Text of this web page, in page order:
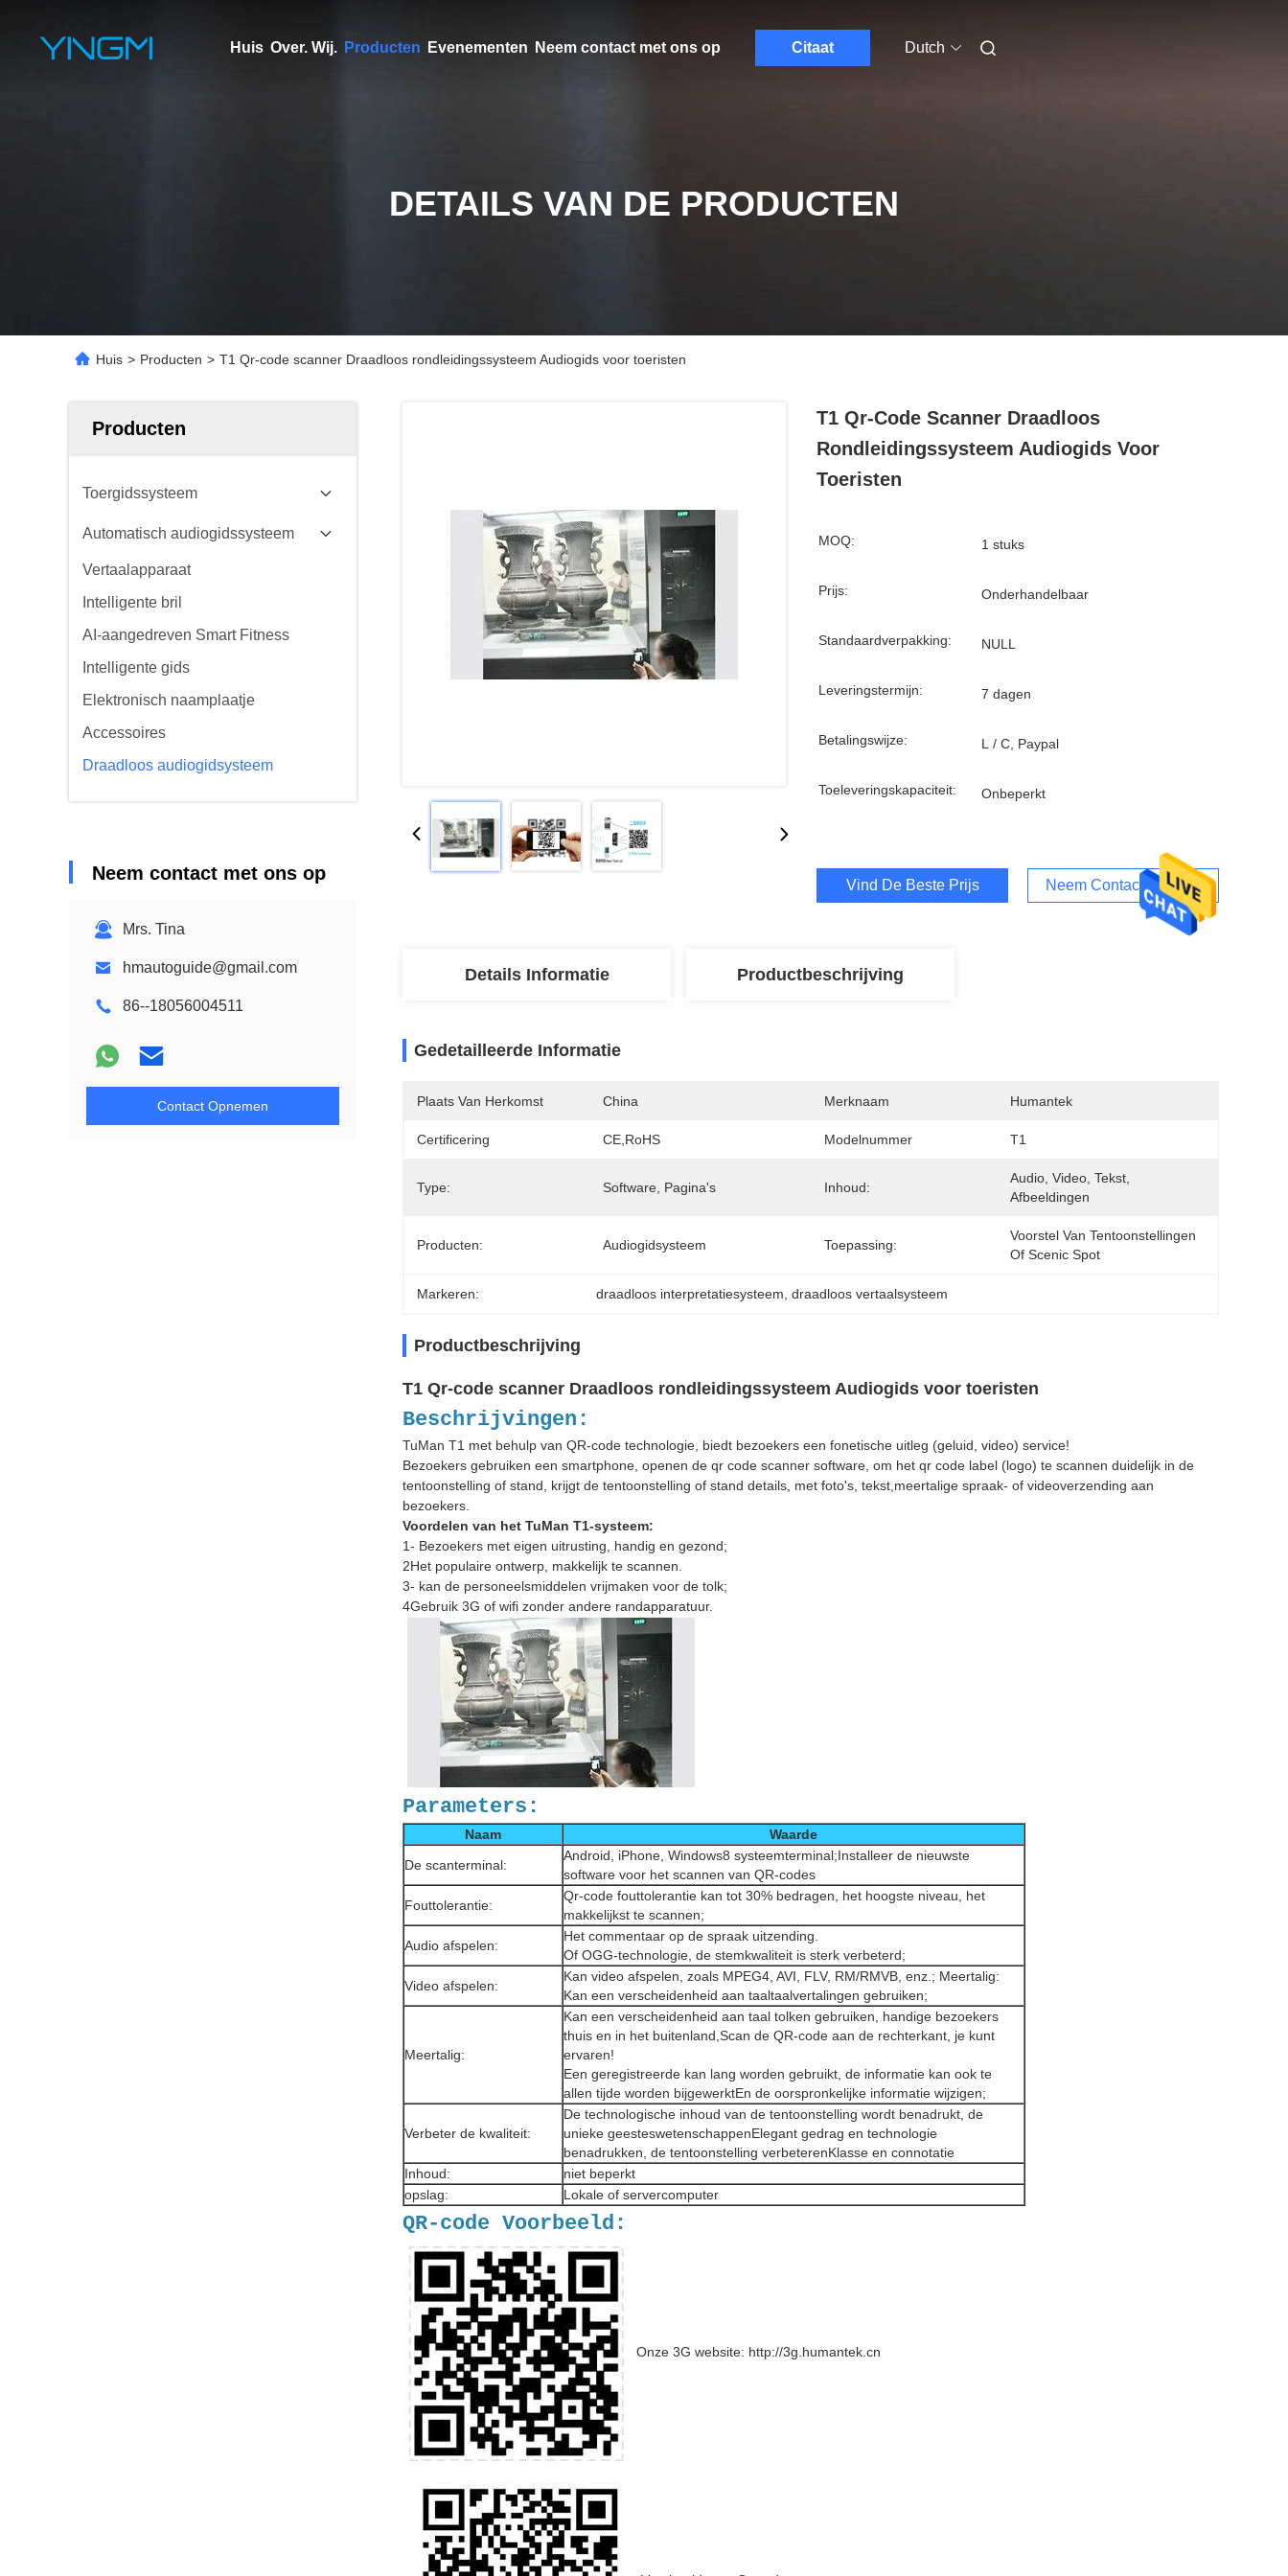
Huis Over. Wij. Producten Evenementen Neem contact met ons op Citaat Dutch
DETAILS VAN DE PRODUCTEN
Huis > Producten > T1 Qr-code scanner Draadloos rondleidingssysteem Audiogids voor toeristen
Producten
Toergidssysteem
Automatisch audiogidssysteem
Vertaalapparaat
Intelligente bril
AI-aangedreven Smart Fitness
Intelligente gids
Elektronisch naamplaatje
Accessoires
Draadloos audiogidsysteem
Neem contact met ons op
Mrs. Tina
hmautoguide@gmail.com
86--18056004511
Contact Opnemen
T1 Qr-Code Scanner Draadloos
Rondleidingssysteem Audiogids Voor
Toeristen
MOQ: 1 stuks
Prijs: Onderhandelbaar
Standaardverpakking: NULL
Leveringstermijn: 7 dagen
Betalingswijze: L / C, Paypal
Toeleveringskapaciteit: Onbeperkt
Vind De Beste Prijs Neem Contact Met Ons Op
Details Informatie Productbeschrijving
Gedetailleerde Informatie
Plaats Van Herkomst China Merknaam Humantek
Certificering CE,RoHS Modelnummer T1
Type: Software, Pagina's Inhoud:
Audio, Video, Tekst,
Afbeeldingen
Producten: Audiogidsysteem Toepassing:
Voorstel Van Tentoonstellingen
Of Scenic Spot
Markeren: draadloos interpretatiesysteem , draadloos vertaalsysteem
Productbeschrijving
T1 Qr-code scanner Draadloos rondleidingssysteem Audiogids voor toeristen
Beschrijvingen:
TuMan T1 met behulp van QR-code technologie, biedt bezoekers een fonetische uitleg (geluid, video) service!
Bezoekers gebruiken een smartphone, openen de qr code scanner software, om het qr code label (logo) te scannen duidelijk in de
tentoonstelling of stand, krijgt de tentoonstelling of stand details, met foto's, tekst,meertalige spraak- of videoverzending aan
bezoekers.
Voordelen van het TuMan T1-systeem:
1- Bezoekers met eigen uitrusting, handig en gezond;
2Het populaire ontwerp, makkelijk te scannen.
3- kan de personeelsmiddelen vrijmaken voor de tolk;
4Gebruik 3G of wifi zonder andere randapparatuur.
Parameters:
Naam
Waarde
De scanterminal:
Android, iPhone, Windows8 systeemterminal;Installeer de nieuwste
software voor het scannen van QR-codes
Fouttolerantie:
Qr-code fouttolerantie kan tot 30% bedragen, het hoogste niveau, het
makkelijkst te scannen;
Audio afspelen:
Het commentaar op de spraak uitzending.
Of OGG-technologie, de stemkwaliteit is sterk verbeterd;
Video afspelen:
Kan video afspelen, zoals MPEG4, AVI, FLV, RM/RMVB, enz.; Meertalig:
Kan een verscheidenheid aan taaltaalvertalingen gebruiken;
Meertalig:
Kan een verscheidenheid aan taal tolken gebruiken, handige bezoekers
thuis en in het buitenland, Scan de QR-code aan de rechterkant, je kunt
ervaren!
Een geregistreerde kan lang worden gebruikt, de informatie kan ook te
allen tijde worden bijgewerktEn de oorspronkelijke informatie wijzigen;
Verbeter de kwaliteit:
De technologische inhoud van de tentoonstelling wordt benadrukt, de
unieke geesteswetenschappenElegant gedrag en technologie
benadrukken, de tentoonstelling verbeterenKlasse en connotatie
Inhoud:
niet beperkt
opslag:
Lokale of servercomputer
QR-code Voorbeeld:
Onze 3G website: http://3g.humantek.cn